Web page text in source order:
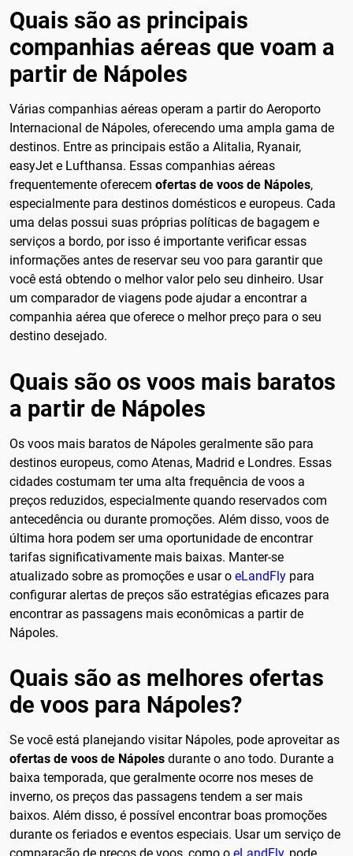
Quais são as principais
companhias aéreas que voam a
partir de Nápoles
Várias companhias aéreas operam a partir do Aeroporto
Internacional de Nápoles, oferecendo uma ampla gama de
destinos. Entre as principais estão a Alitalia, Ryanair,
easyJet e Lufthansa. Essas companhias aéreas
frequentemente oferecem ofertas de voos de Nápoles,
especialmente para destinos domésticos e europeus. Cada
uma delas possui suas próprias políticas de bagagem e
serviços a bordo, por isso é importante verificar essas
informações antes de reservar seu voo para garantir que
você está obtendo o melhor valor pelo seu dinheiro. Usar
um comparador de viagens pode ajudar a encontrar a
companhia aérea que oferece o melhor preço para o seu
destino desejado.
Quais são os voos mais baratos
a partir de Nápoles
Os voos mais baratos de Nápoles geralmente são para
destinos europeus, como Atenas, Madrid e Londres. Essas
cidades costumam ter uma alta frequência de voos a
preços reduzidos, especialmente quando reservados com
antecedência ou durante promoções. Além disso, voos de
última hora podem ser uma oportunidade de encontrar
tarifas significativamente mais baixas. Manter-se
atualizado sobre as promoções e usar o eLandFly para
configurar alertas de preços são estratégias eficazes para
encontrar as passagens mais econômicas a partir de
Nápoles.
Quais são as melhores ofertas
de voos para Nápoles?
Se você está planejando visitar Nápoles, pode aproveitar as
ofertas de voos de Nápoles durante o ano todo. Durante a
baixa temporada, que geralmente ocorre nos meses de
inverno, os preços das passagens tendem a ser mais
baixos. Além disso, é possível encontrar boas promoções
durante os feriados e eventos especiais. Usar um serviço de